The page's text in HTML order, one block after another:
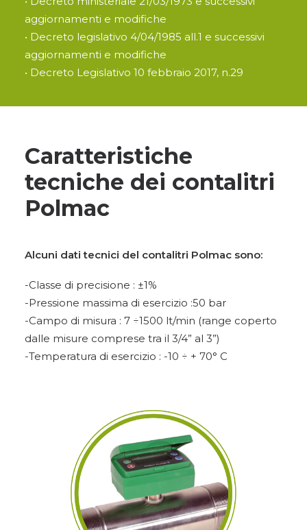
aggiornamenti e modifiche
• Decreto legislativo 4/04/1985 all.1 e successivi
aggiornamenti e modifiche
• Decreto Legislativo 10 febbraio 2017, n.29
Caratteristiche
tecniche dei contalitri
Polmac
Alcuni dati tecnici del contalitri Polmac sono:
-Classe di precisione : ±1%
-Pressione massima di esercizio :50 bar
-Campo di misura : 7 ÷1500 lt/min (range coperto
dalle misure comprese tra il 3/4” al 3”)
-Temperatura di esercizio : -10 ÷ + 70° C